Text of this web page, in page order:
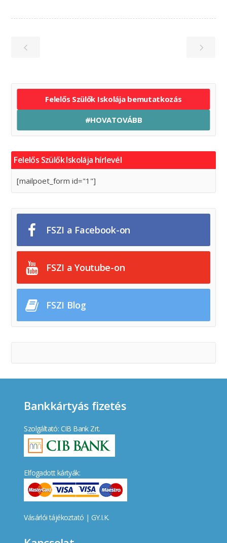
Felelős Szülők Iskolája bemutatkozás
#HOVATOVÁBB
Felelős Szülők Iskolája hírlevél
[mailpoet_form id="1"]
FSZI a Facebook-on
FSZI a Youtube-on
FSZI Blog
Bankkártyás fizetés
Szolgáltató: CIB Bank Zrt.
Elfogadott kártyák:
Vásárlói tájékoztató | GY.I.K.